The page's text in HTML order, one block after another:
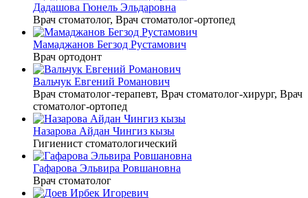
клиники
Дадашова Гюнель Эльдаровна
Врач стоматолог, Врач стоматолог-ортопед
Мамаджанов Бегзод Рустамович
Врач ортодонт
Вальчук Евгений Романович
Врач стоматолог-терапевт, Врач стоматолог-хирург, Врач
стоматолог-ортопед
Назарова Айдан Чингиз кызы
Гигиенист стоматологический
Гафарова Эльвира Ровшановна
Врач стоматолог